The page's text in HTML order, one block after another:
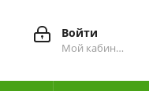
Войти
Мой кабинет